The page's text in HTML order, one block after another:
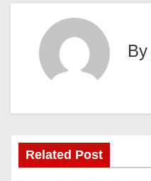
i
By
Related Post